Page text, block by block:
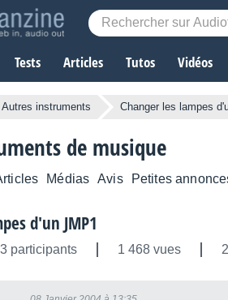
Tests Articles Tutos Vidéos
Autres instruments Changer les lampes
de musique
Médias Avis Petites
d'un JMP1
3 participants 1 468 vues